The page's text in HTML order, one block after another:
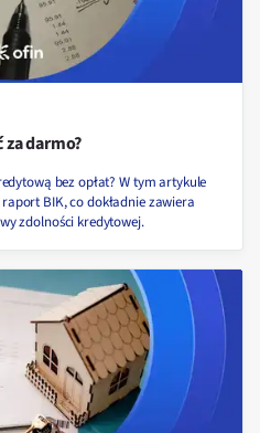
darmo?
bez opłat? W tym artykule
BIK, co dokładnie zawiera
zdolności kredytowej.